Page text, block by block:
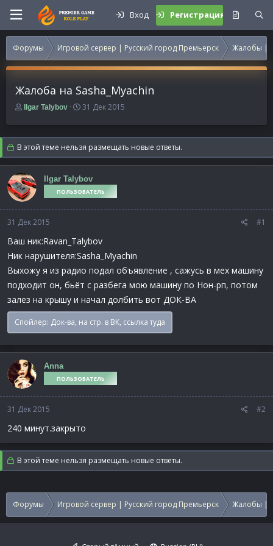
Вход Регистрация
Форумы Игровой сервер | Русский город Премьерск Жалобы |
Жалоба на Sasha_Myachin
А
т
о
р
т
е
м
ы
Ilgar Talybov
Д
т
а
н
а
а
л
31 Дек 2015
В этой теме нельзя размещать новые ответы.
Ilgar Talybov
ПОЛЬЗОВАТЕЛЬ
31 Дек 2015 #1
Ваш ник:Ravan_Talybov
Ник нарушителя:Sasha_Myachin
Выхожу я из радио подал объявление , сажусь в мех машину
подходит он, бьёт с разбега мою машину по Нон-рп, потом
залез на крышу и начал долбить вот ДОК-ВА
Спойлер: Док-ва, на стр. в ВК, ссылка туда
Anna
ПОЛЬЗОВАТЕЛЬ
31 Дек 2015 #2
240 минут.закрыто
В этой теме нельзя размещать новые ответы.
Форумы Игровой сервер | Русский город Премьерск Жалобы |